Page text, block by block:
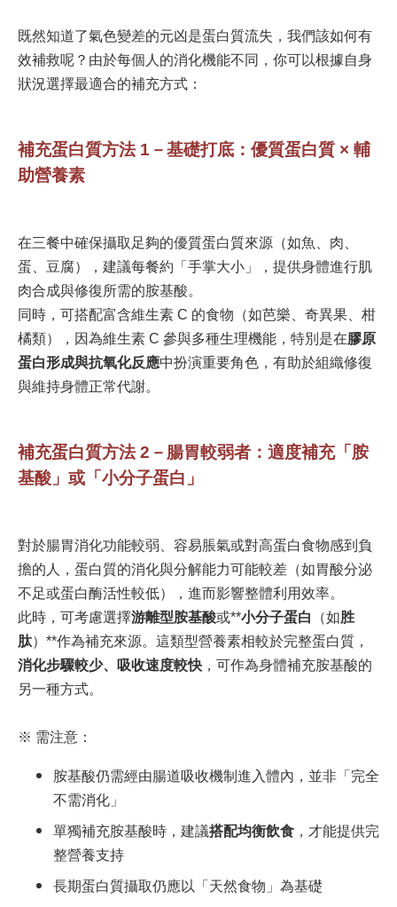
既然知道了氣色變差的元凶是蛋白質流失，我們該如何有
效補救呢？由於每個人的消化機能不同，你可以根據自身
狀況選擇最適合的補充方式：
補充蛋白質方法 1－基礎打底：優質蛋白質 × 輔
助營養素
在三餐中確保攝取足夠的優質蛋白質來源（如魚、肉、
蛋、豆腐），建議每餐約「手掌大小」，提供身體進行肌
肉合成與修復所需的胺基酸。
同時，可搭配富含維生素 C 的食物（如芭樂、奇異果、柑
橘類），因為維生素 C 參與多種生理機能，特別是在膠原
蛋白形成與抗氧化反應中扮演重要角色，有助於組織修復
與維持身體正常代謝。
補充蛋白質方法 2－腸胃較弱者：適度補充「胺
基酸」或「小分子蛋白」
對於腸胃消化功能較弱、容易脹氣或對高蛋白食物感到負
擔的人，蛋白質的消化與分解能力可能較差（如胃酸分泌
不足或蛋白酶活性較低），進而影響整體利用效率。
此時，可考慮選擇游離型胺基酸或**小分子蛋白 （如胜
肽）**作為補充來源。這類型營養素相較於完整蛋白質，
消化步驟較少、吸收速度較快 ，可作為身體補充胺基酸的
另一種方式。
※ 需注意：
胺基酸仍需經由腸道吸收機制進入體內，並非「完全
不需消化」
單獨補充胺基酸時，建議搭配均衡飲食 ，才能提供完
整營養支持
長期蛋白質攝取仍應以「天然食物」為基礎